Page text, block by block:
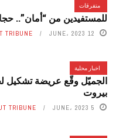
متفرقات
للمستفيدين من “أمان”..
12 JUNE، 2023 TRIBUNE
اخبار محلية
الجميّل وقّع عريضة تشكيل
بيروت
5 JUNE، 2023 TRIBUNE